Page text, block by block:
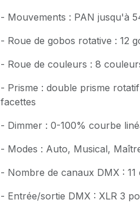
- Mouvements : PAN jusqu'à
- Roue de gobos rotative : 12
- Roue de couleurs : 8
- Prisme : double prisme
facettes
- Dimmer : 0-100% courbe
- Modes : Auto, Musical,
- Nombre de canaux DMX : 11
- Entrée/sortie DMX : XLR 3